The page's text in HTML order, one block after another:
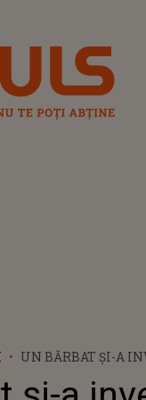
UN BĂRBAT ȘI-A
VISUL MEU”.